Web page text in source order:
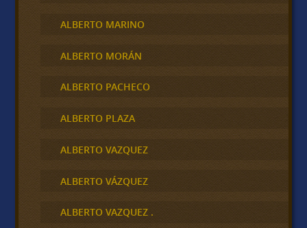
ALBERTO MARINO
ALBERTO MORÁN
ALBERTO PACHECO
ALBERTO PLAZA
ALBERTO VAZQUEZ
ALBERTO VÁZQUEZ
ALBERTO VAZQUEZ .